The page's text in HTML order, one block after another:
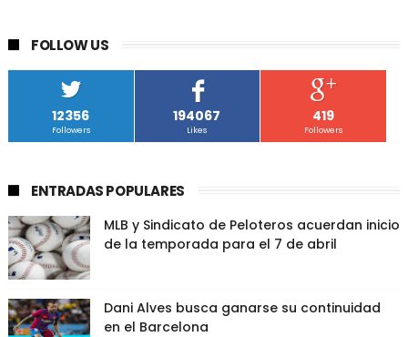
FOLLOW US
12356
Followers
194067
Likes
419
Followers
ENTRADAS POPULARES
MLB y Sindicato de Peloteros acuerdan inicio
de la temporada para el 7 de abril
Dani Alves busca ganarse su continuidad
en el Barcelona